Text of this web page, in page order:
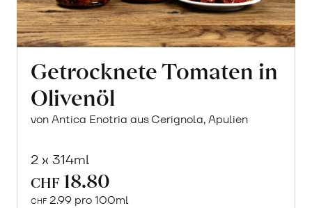
Getrocknete Tomaten in
Olivenöl
von Antica Enotria aus Cerignola, Apulien
2 x 314ml
CHF 18.80
CHF 2.99 pro 100ml